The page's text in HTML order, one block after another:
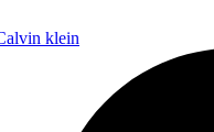
klein